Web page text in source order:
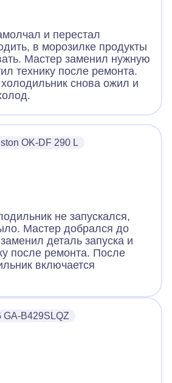
и перестал
в морозилке продукты
Мастер заменил нужную
технику после ремонта.
снова ожил и
OK-DF 290 L
не запускался,
Мастер добрался до
деталь запуска и
после ремонта. После
включается
GA-B429SLQZ